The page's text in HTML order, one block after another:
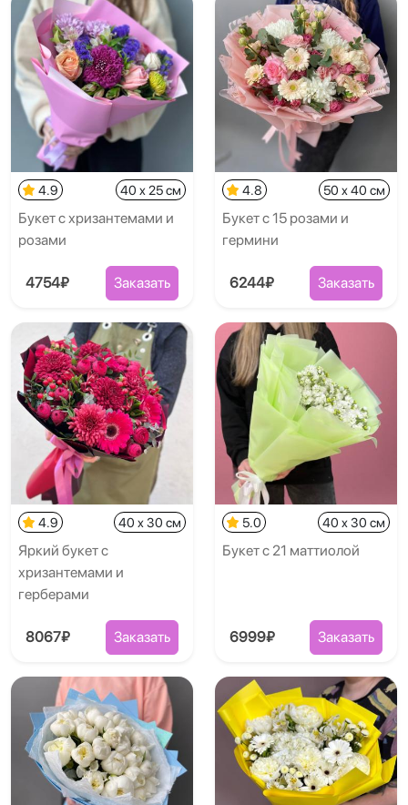
4.9 40 x 25 см
Букет с хризантемами и
розами
4754₽ Заказать
4.8 50 x 40 см
Букет с 15 розами и
гермини
6244₽ Заказать
4.9 40 x 30 см
Яркий букет с
хризантемами и
герберами
8067₽ Заказать
5.0 40 x 30 см
Букет с 21 маттиолой
6999₽ Заказать